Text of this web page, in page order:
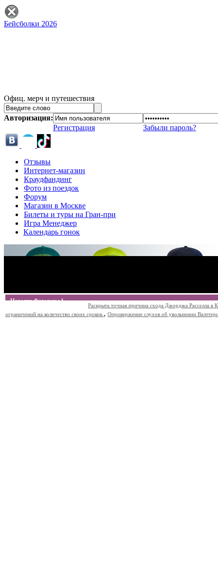
Бейсболки 2026
Офиц. мерч и путешествия
Авторизация:
Регистрация
Забыли пароль?
Отзывы
Интернет-магазин
Краудфандинг
Фото из поездок
Форум
Магазин в Москве
Билеты и туры на Гран-при
Игра Менеджер
Календарь гонок
Новости Формулы 1
Раскрыта точная причина схода Джорджа Расселла в
ограничений на количество своих сроков. , Опровержение слухов об увольнении